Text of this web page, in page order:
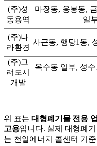
(주)성
동용역
마장동, 응봉동,
일
(주)나
라환경
사근동, 행당1동,
(주)고
려도시
개발
옥수동 일부, 성
위 표는 대형폐기물 전용
고용입니다. 실제 대형폐
는 천일에너지 콜센터 기